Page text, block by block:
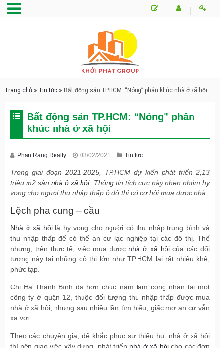
Trang chủ Tin tức Bất động sản TP.HCM: “Nóng” phân khúc nhà ở xã hội
Bất động sản TP.HCM: “Nóng” phân
khúc nhà ở xã hội
Phan Rang Realty 03/02/2021 Tin tức
Trong giai đoạn 2021-2025, TP.HCM dự kiến phát triển 2,13
triệu m2 sànnhà ở xã hội, Thông tin tích cực này nhen nhóm hy
vọng cho người thu nhập thấp ở đô thị có cơ hội mua được nhà.
Lệch pha cung – cầu
Nhà ở xã hộilà hy vọng cho người có thu nhập trung bình và
thu nhập thấp để có thể an cư lạc nghiệp tại các đô thị. Thế
nhưng, trên thực tế, việc mua được nhà ở xã hộicủa các đối
tượng này tại những đô thị lớn như TP.HCM lại rất nhiêu khê,
phức tạp.
Chị Hà Thanh Bình đã hơn chục năm làm công nhân tại một
công ty ở quận 12, thuộc đối tượng thu nhập thấp được mua
nhà ở xã hội, nhưng sau nhiều lần tìm hiểu, giấc mơ an cư vẫn
xa vời.
Theo các chuyên gia, để khắc phục sự thiếu hụt nhà ở xã hội
thì nên giao việc xây dựng, phát triển nhà ở xã hộicho các đơn